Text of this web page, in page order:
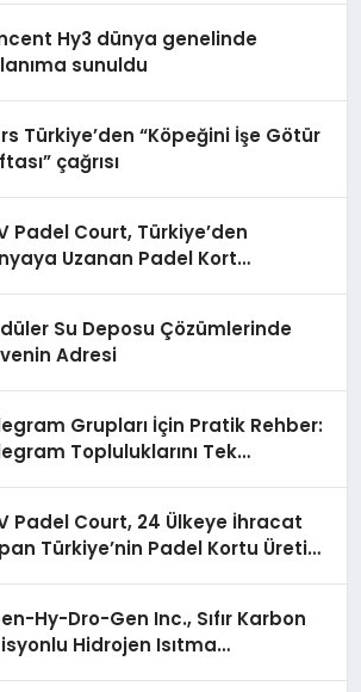
Hy3 dünya genelinde
sunuldu
Türkiye’den “Köpeğini İşe Götür
çağrısı
Padel Court, Türkiye’den
Uzanan Padel Kort
Su Deposu Çözümlerinde
Adresi
Grupları İçin Pratik Rehber:
Topluluklarını Tek
Padel Court, 24 Ülkeye İhracat
Türkiye’nin Padel Kortu Üretim
Hy-Dro-Gen Inc., Sıfır Karbon
Hidrojen Isıtma